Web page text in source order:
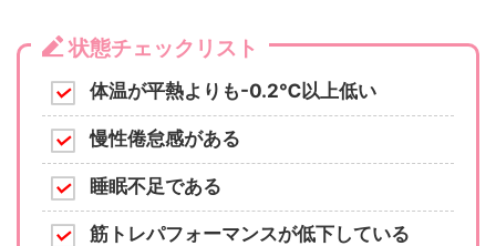
状態チェックリスト
体温が平熱よりも-0.2℃以上低い
慢性倦怠感がある
睡眠不足である
筋トレパフォーマンスが低下している